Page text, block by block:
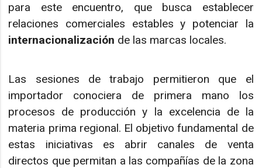
para este encuentro, que busca establecer
relaciones comerciales estables y potenciar la
internacionalización de las marcas locales.
Las sesiones de trabajo permitieron que el
importador conociera de primera mano los
procesos de producción y la excelencia de la
materia prima regional. El objetivo fundamental de
estas iniciativas es abrir canales de venta
directos que permitan a las compañías de la zona